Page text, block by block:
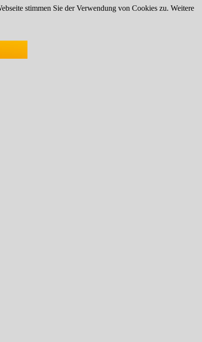
stimmen Sie der Verwendung von Cookies zu. Weitere